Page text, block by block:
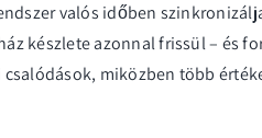
valós időben
készlete azonnal frissül – és
miközben több